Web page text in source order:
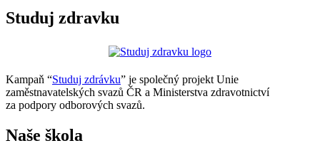
Studuj zdravku
Kampaň “Studuj zdrávku” je společný projekt Unie
zaměstnavatelských svazů ČR a Ministerstva zdravotnictví
za podpory odborových svazů.
Naše škola